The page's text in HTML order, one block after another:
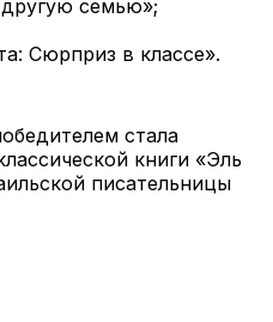
семью»;
Сюрприз в классе».
стала
книги «Эль
писательницы